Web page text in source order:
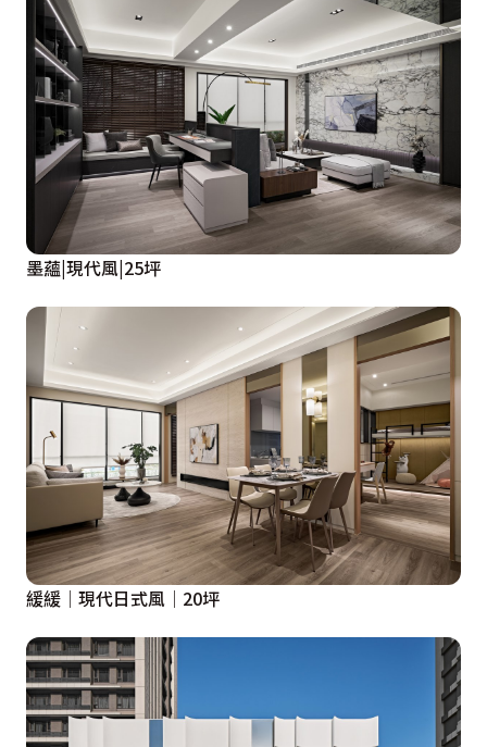
墨蘊|現代風|25坪
緩緩│現代日式風│20坪